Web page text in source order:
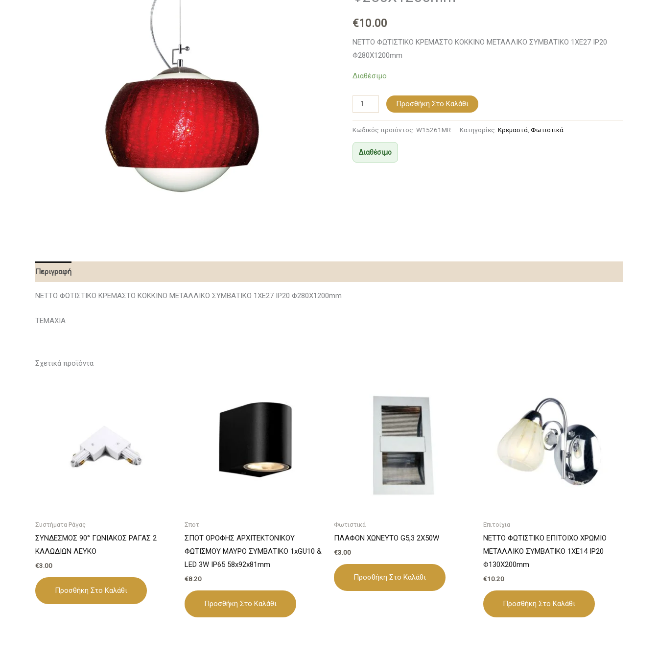
€10.00
NETTO ΦΩΤΙΣΤΙΚΟ ΚΡΕΜΑΣΤΟ ΚΟΚΚΙΝΟ ΜΕΤΑΛΛΙΚΟ ΣΥΜΒΑΤΙΚΟ 1ΧΕ27 IP20
Φ280Χ1200mm
Διαθέσιμο
1ΧΕ27
Προσθήκη Στο Καλάθι
Κωδικός προϊόντος: W15261MR Κατηγορίες: Κρεμαστά Φωτιστικά
Διαθέσιμο
Περιγραφή
NETTO ΦΩΤΙΣΤΙΚΟ ΚΡΕΜΑΣΤΟ ΚΟΚΚΙΝΟ ΜΕΤΑΛΛΙΚΟ ΣΥΜΒΑΤΙΚΟ 1ΧΕ27 IP20 Φ280Χ1200mm
ΤΕΜΑΧΙΑ
Σχετικά προϊόντα
Συστήματα Ράγας
ΣΥΝΔΕΣΜΟΣ 90° ΓΩΝΙΑΚΟΣ ΡΑΓΑΣ 2
ΚΑΛΩΔΙΩΝ ΛΕΥΚΟ
€3.00
Προσθήκη Στο Καλάθι
Σποτ
ΣΠΟΤ ΟΡΟΦΗΣ ΑΡΧΙΤΕΚΤΟΝΙΚΟΥ
ΦΩΤΙΣΜΟΥ ΜΑΥΡΟ ΣΥΜΒΑΤΙΚΟ 1xGU10 &
LED 3W IP65 58x92x81mm
€8.20
Προσθήκη Στο Καλάθι
Φωτιστικά
ΠΛΑΦΟΝ ΧΩΝΕΥΤΟ G5,3 2X50W
€3.00
Προσθήκη Στο Καλάθι
Επιτοίχια
NETTO ΦΩΤΙΣΤΙΚΟ ΕΠΙΤΟΙΧΟ ΧΡΩΜΙΟ
ΜΕΤΑΛΛΙΚΟ ΣΥΜΒΑΤΙΚΟ 1ΧΕ14 IP20
Φ130Χ200mm
€10.20
Προσθήκη Στο Καλάθι